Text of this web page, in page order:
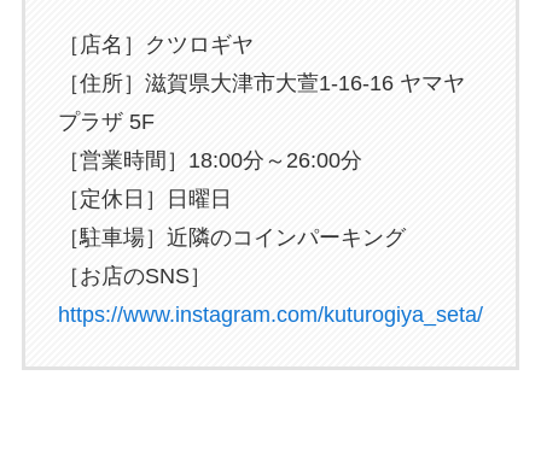
［店名］クツロギヤ
［住所］滋賀県大津市大萱1-16-16 ヤマヤ
プラザ 5F
［営業時間］18:00分～26:00分
［定休日］日曜日
［駐車場］近隣のコインパーキング
［お店のSNS］
https://www.instagram.com/kuturogiya_seta/